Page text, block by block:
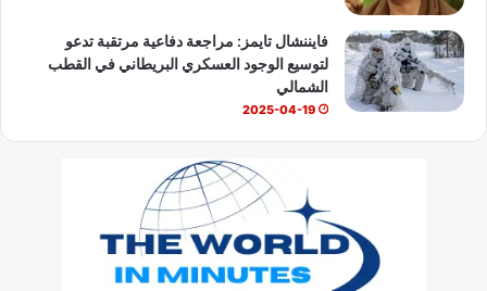
فايننشال تايمز: مراجعة دفاعية مرتقبة تدعو
لتوسيع الوجود العسكري البريطاني في القطب
الشمالي
2025-04-19